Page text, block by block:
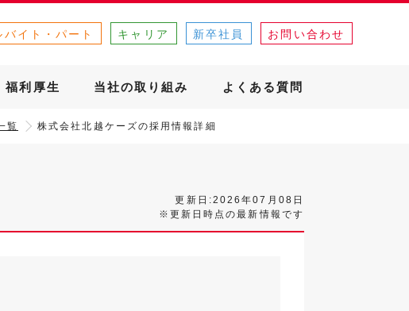
バイト・パート キャリア 新卒社員 お問い合わせ
福利厚生 当社の取り組み よくある質問
覧 株式会社北越ケーズの採用情報詳細
更新日:2026年07月08日
※更新日時点の最新情報です